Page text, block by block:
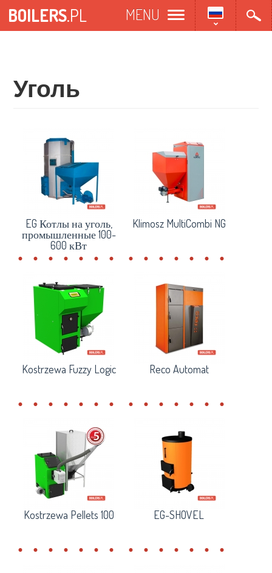
BOILERS.PL MENU
Уголь
EG Котлы на уголь,
промышленные 100-
600 кВт
Klimosz MultiCombi NG
Kostrzewa Fuzzy Logic Reco Automat
Kostrzewa Pellets 100 EG-SHOVEL